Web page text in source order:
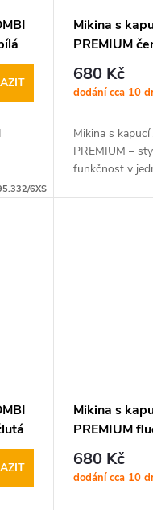
6XS
Mikina s
PREMIUM
680 Kč
dodání cca 10
Mikina s
PREMIUM –
funkčnost v
univerzální
Mikina s
PREMIUM
tmavě modrá
680 Kč
dodání cca 10